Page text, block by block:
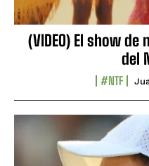
(VIDEO) El show
del
#NTF